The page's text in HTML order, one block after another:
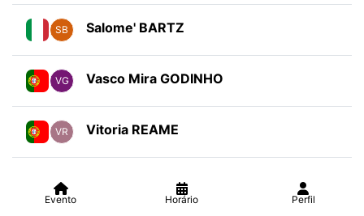
SB Salome' BARTZ
VG Vasco Mira GODINHO
VR Vitoria REAME
Evento Horário Perfil